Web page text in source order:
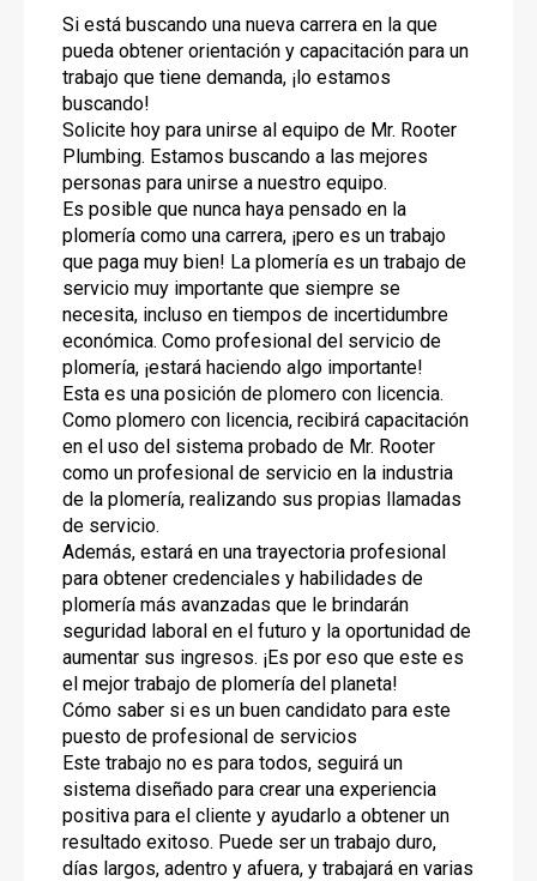
Si está buscando una nueva carrera en la que
pueda obtener orientación y capacitación para un
trabajo que tiene demanda, ¡lo estamos
buscando!
Solicite hoy para unirse al equipo de Mr. Rooter
Plumbing. Estamos buscando a las mejores
personas para unirse a nuestro equipo.
Es posible que nunca haya pensado en la
plomería como una carrera, ¡pero es un trabajo
que paga muy bien! La plomería es un trabajo de
servicio muy importante que siempre se
necesita, incluso en tiempos de incertidumbre
económica. Como profesional del servicio de
plomería, ¡estará haciendo algo importante!
Esta es una posición de plomero con licencia.
Como plomero con licencia, recibirá capacitación
en el uso del sistema probado de Mr. Rooter
como un profesional de servicio en la industria
de la plomería, realizando sus propias llamadas
de servicio.
Además, estará en una trayectoria profesional
para obtener credenciales y habilidades de
plomería más avanzadas que le brindarán
seguridad laboral en el futuro y la oportunidad de
aumentar sus ingresos. ¡Es por eso que este es
el mejor trabajo de plomería del planeta!
Cómo saber si es un buen candidato para este
puesto de profesional de servicios
Este trabajo no es para todos, seguirá un
sistema diseñado para crear una experiencia
positiva para el cliente y ayudarlo a obtener un
resultado exitoso. Puede ser un trabajo duro,
días largos, adentro y afuera, y trabajará en varias